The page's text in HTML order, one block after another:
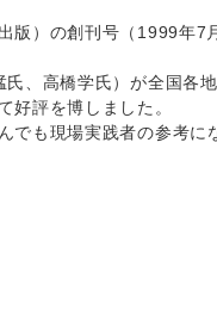
版）の創刊号（1999年
、高橋学氏）が全国各
好評を博しました。
も現場実践者の参考